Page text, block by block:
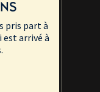
pris part à
arrivé à